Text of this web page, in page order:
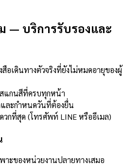
— บริการรับรองและ
อเดินทางตัวจริงที่ยังไม่หมดอายุของผู้
สแกนสีที่ครบทุกหน้า
ละกำหนดวันที่ต้องยื่น
กที่สุด (โทรศัพท์ LINE หรืออีเมล)
าะของหน่วยงานปลายทางเสมอ